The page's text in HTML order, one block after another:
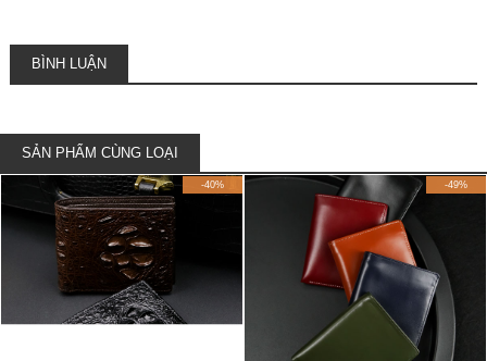
BÌNH LUẬN
SẢN PHẨM CÙNG LOẠI
-40% -49%